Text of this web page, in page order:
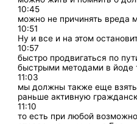
10:45
можно не причинять вреда
10:51
Ну и все и на этом
10:57
быстро продвигаться по
быстрыми методами в йоде
11:03
мы должны также еще взять
раньше активную
11:10
то есть при любой